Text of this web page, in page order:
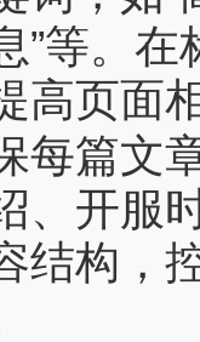
”等。
高页面
每篇文
、开服
结构，